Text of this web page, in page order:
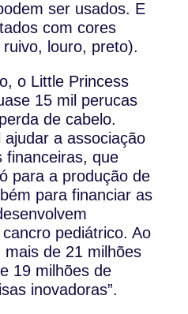
ser usados. E
com cores
louro, preto).
o Little Princess
15 mil perucas
de cabelo.
a associação
financeiras, que
para a produção de
para financiar as
pediátrico. Ao
de 21 milhões
19 milhões de
inovadoras”.